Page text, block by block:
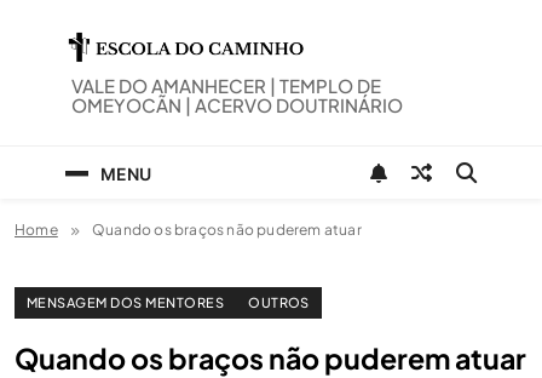
ESCOLA DO CAMINHO
VALE DO AMANHECER | TEMPLO DE
OMEYOCÃN | ACERVO DOUTRINÁRIO
MENU
Home Quando os braços não puderem atuar
MENSAGEM DOS MENTORES OUTROS
Quando os braços não puderem atuar